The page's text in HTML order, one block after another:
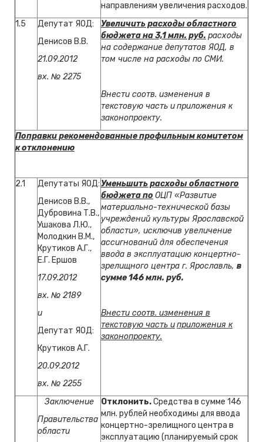
направлениям увеличения расходов.
1.5
Депутат ЯОД:
Денисов В.В.
21.09.2012
вх. № 2275
Увеличить расходы областного
бюджета на 3,1 млн. руб. расходы
на содержание депутатов ЯОД, в
том числе на расходы по СМИ.
Внести соотв. изменения в
текстовую часть иприложения к
законопроекту.
Поправки рекомендованные профильным комитетом
к отклонению
2.1
Депутаты ЯОД:
Денисов В.В.,
Дубровина Т.В.,
Ушакова Л.Ю.,
Молодкин В.М.,
Крутиков А.Г.,
Е.Г. Ершов
17.09.2012
вх. № 2189
и
Депутат ЯОД:
Крутиков А.Г.
20.09.2012
вх. № 2255
Уменьшить расходы областного
бюджета по ОЦП «Развитие
материально-технической базы
учреждений культуры Ярославской
области», исключив увеличение
ассигнований для обеспечения
ввода в эксплуатацию концертно-
зрелищного центра г. Ярославль, в
сумме 146 млн. руб.
Внести соотв. изменения в
текстовую часть иприложения к
законопроекту.
Заключение
Правительства
области
Отклонить.Средства в сумме 146
млн. рублей необходимы для ввода
концертно-зрелищного центра в
эксплуатацию (планируемый срок